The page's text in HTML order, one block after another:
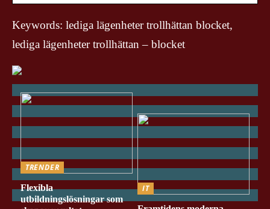
Keywords: lediga lägenheter trollhättan blocket,
lediga lägenheter trollhättan – blocket
TRENDER
Flexibla
utbildningslösningar som
IT